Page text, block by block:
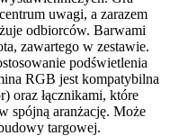
uwagi, a zarazem
odbiorców. Barwami
zawartego w zestawie.
podświetlenia
RGB jest kompatybilna
oraz łącznikami, które
spójną aranżację. Może
targowej.